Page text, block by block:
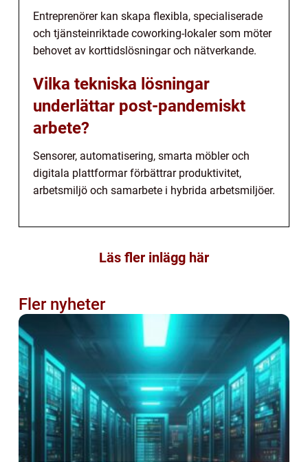
Entreprenörer kan skapa flexibla, specialiserade
och tjänsteinriktade coworking-lokaler som möter
behovet av korttidslösningar och nätverkande.
Vilka tekniska lösningar
underlättar post-pandemiskt
arbete?
Sensorer, automatisering, smarta möbler och
digitala plattformar förbättrar produktivitet,
arbetsmiljö och samarbete i hybrida arbetsmiljöer.
Läs fler inlägg här
Fler nyheter